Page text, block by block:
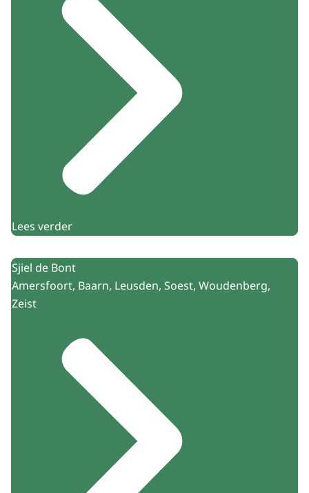
Lees verder
Sjiel de Bont
Amersfoort, Baarn, Leusden, Soest, Woudenberg,
Zeist